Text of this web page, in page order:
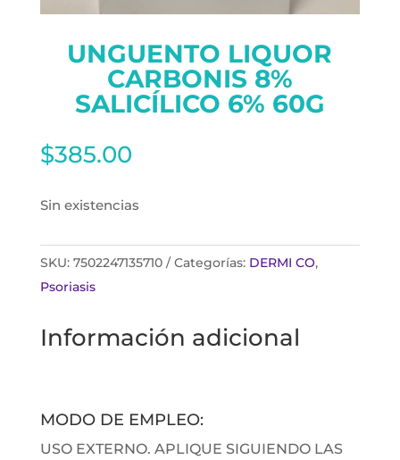
UNGUENTO LIQUOR
CARBONIS 8%
SALICÍLICO 6% 60G
$385.00
Sin existencias
SKU: 7502247135710 Categorías: DERMI CO,
Psoriasis
Información adicional
MODO DE EMPLEO:
USO EXTERNO. APLIQUE SIGUIENDO LAS